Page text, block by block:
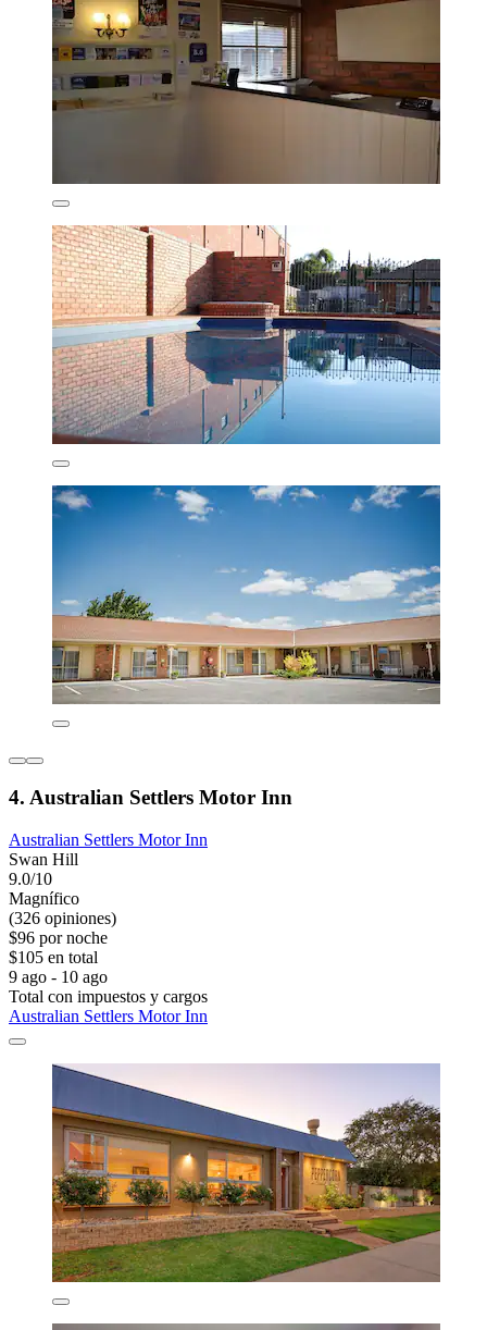
4. Australian Settlers Motor Inn
Australian Settlers Motor Inn
Swan Hill
9.0/10
Magnífico
(326 opiniones)
$96 por noche
$105 en total
9 ago - 10 ago
Total con impuestos y cargos
Australian Settlers Motor Inn